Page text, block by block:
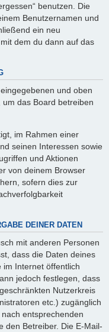
benutzen. Die
Benutzernamen und
ein neu
dem du dann auf das
und oben
das Board betreiben
im Rahmen einer
seinen Interessen sowie
und Aktionen
von deinem Browser
sofern dies zur
DEINER DATEN
mit anderen Personen
dass die Daten deines
im Internet öffentlich
jedoch festlegen, dass
Nutzerkreis
etc.) zugänglich
entsprechenden
den Betreiber. Die E-Mail-